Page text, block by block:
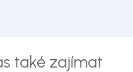
také zajímat